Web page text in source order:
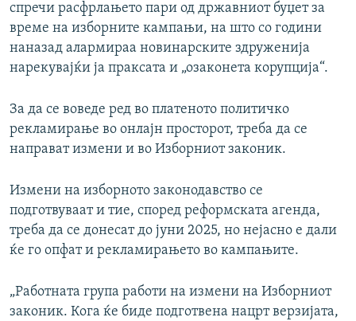
спречи расфрлањето пари од државниот буџет за
време на изборните кампањи, на што со години
наназад алармираа новинарските здруженија
нарекувајќи ја праксата и „озаконета корупција“.
За да се воведе ред во платеното политичко
рекламирање во онлајн просторот, треба да се
направат измени и во Изборниот законик.
Измени на изборното законодавство се
подготвуваат и тие, според реформската агенда,
треба да се донесат до јуни 2025, но нејасно е дали
ќе го опфат и рекламирањето во кампањите.
„Работната група работи на измени на Изборниот
законик. Кога ќе биде подготвена нацрт верзијата,